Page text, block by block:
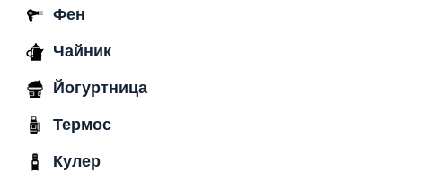
Фен
Чайник
Йогуртница
Термос
Кулер